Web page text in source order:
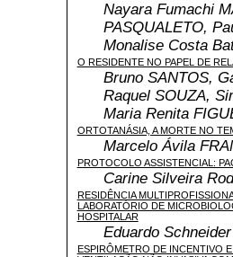
Nayara Fumachi
PASQUALETO,
Monalise Costa
O RESIDENTE NO PAPEL DE
Bruno SANTOS,
Raquel SOUZA,
Maria Renita
ORTOTANÁSIA, A MORTE NO
Marcelo Ávila
PROTOCOLO ASSISTENCIAL:
Carine Silveira
RESIDÊNCIA
LABORATÓRIO DE
HOSPITALAR
Eduardo
ESPIRÔMETRO DE INCENTIVO